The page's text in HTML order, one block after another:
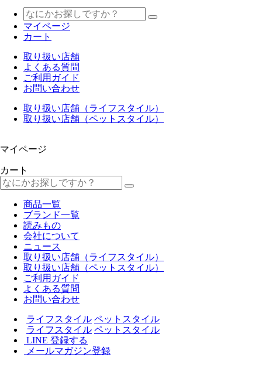
マイページ
カート
取り扱い店舗
よくある質問
ご利用ガイド
お問い合わせ
取り扱い店舗（ライフスタイル）
取り扱い店舗（ペットスタイル）
マイページ
カート
商品一覧
ブランド一覧
読みもの
会社について
ニュース
取り扱い店舗（ライフスタイル）
取り扱い店舗（ペットスタイル）
ご利用ガイド
よくある質問
お問い合わせ
ライフスタイル ペットスタイル
ライフスタイル ペットスタイル
LINE 登録する
メールマガジン登録